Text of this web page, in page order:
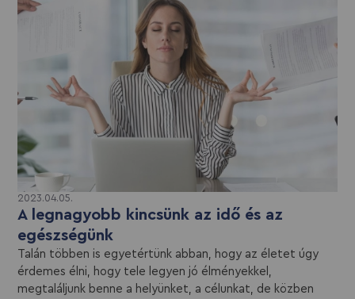
2023.04.05.
A legnagyobb kincsünk az idő és az
egészségünk
Talán többen is egyetértünk abban, hogy az életet úgy
érdemes élni, hogy tele legyen jó élményekkel,
megtaláljunk benne a helyünket, a célunkat, de közben